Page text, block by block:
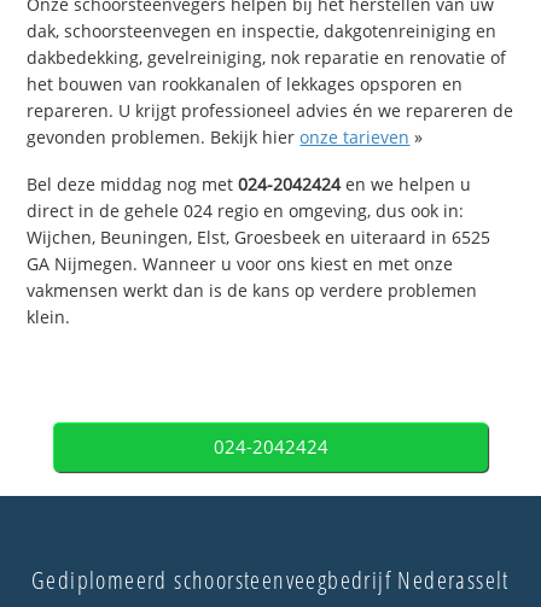
dak, schoorsteenvegen en inspectie, dakgotenreiniging en
dakbedekking, gevelreiniging, nok reparatie en renovatie of
het bouwen van rookkanalen of lekkages opsporen en
repareren. U krijgt professioneel advies én we repareren de
gevonden problemen. Bekijk hieronze tarieven »
Bel deze middag nog met024-2042424en we helpen u
direct in de gehele 024 regio en omgeving, dus ook in:
Wijchen, Beuningen, Elst, Groesbeek en uiteraard in 6525
GA Nijmegen. Wanneer u voor ons kiest en met onze
vakmensen werkt dan is de kans op verdere problemen
klein.
024-2042424
Gediplomeerd schoorsteenveegbedrijf Nederasselt